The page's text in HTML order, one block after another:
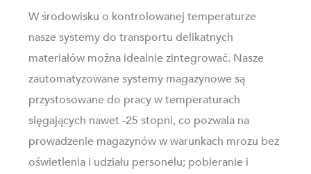
W środowisku o kontrolowanej temperaturze
nasze systemy do transportu delikatnych
materiałów można idealnie zintegrować. Nasze
zautomatyzowane systemy magazynowe są
przystosowane do pracy w temperaturach
sięgających nawet -25 stopni, co pozwala na
prowadzenie magazynów w warunkach mrozu bez
oświetlenia i udziału personelu; pobieranie i